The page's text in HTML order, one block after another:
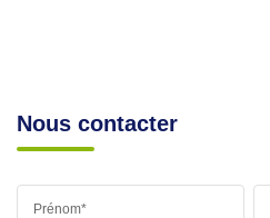
Nous contacter
Prénom*